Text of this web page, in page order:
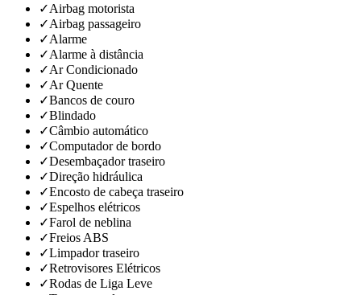
✓Airbag motorista
✓Airbag passageiro
✓Alarme
✓Alarme à distância
✓Ar Condicionado
✓Ar Quente
✓Bancos de couro
✓Blindado
✓Câmbio automático
✓Computador de bordo
✓Desembaçador traseiro
✓Direção hidráulica
✓Encosto de cabeça traseiro
✓Espelhos elétricos
✓Farol de neblina
✓Freios ABS
✓Limpador traseiro
✓Retrovisores Elétricos
✓Rodas de Liga Leve